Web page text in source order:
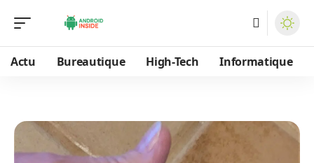
Actu Bureautique High-Tech Informatique